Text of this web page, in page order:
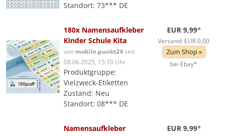
Standort: 73*** DE
180x Namensaufkleber
Kinder Schule Kita
von mobile.punkt24seit
08.06.2025, 15:10 Uhr
Produktgruppe:
Vielzweck-Etiketten
Zustand: Neu
Standort: 08*** DE
EUR 9,99*
Versand: EUR 0,00
Zum Shop »
bei Ebay*
Namensaufkleber
EUR 9,99*